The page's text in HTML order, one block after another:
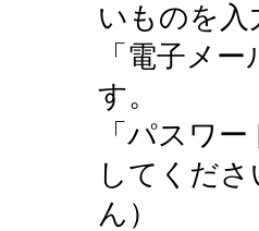
いものを
「電子メ
す。
「パスワ
してくだ
ん）